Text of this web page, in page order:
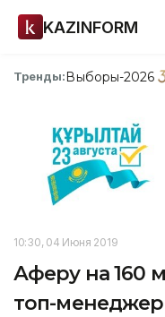
KAZINFORM
Тренды:Выборы-2026
10:30, 04 Июня 2019
Аферу на 160
топ-